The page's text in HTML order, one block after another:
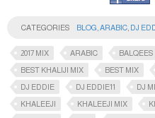
CATEGORIES BLOG ARABIC DJ
2017 MIX ARABIC BALQEES
BEST KHALIJI MIX
BEST MIX
DJ EDDIE
DJ EDDIE11 DJ
KHALEEJI
KHALEEJI MIX